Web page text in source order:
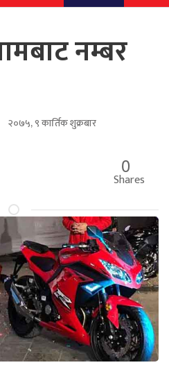
नम्बर
२०७५, ९ कार्तिक शुक्रबार
0
Shares